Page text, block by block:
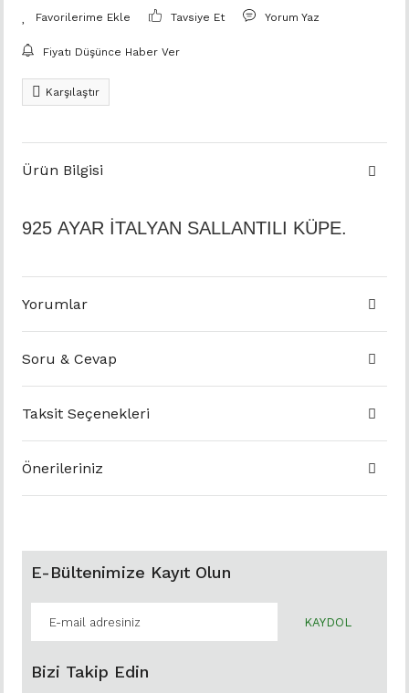
Tavsiye Et Yorum Yaz
Fiyatı Düşünce Haber Ver
Karşılaştır
Ürün Bilgisi
925 AYAR İTALYAN SALLANTILI KÜPE.
Yorumlar
Soru & Cevap
Taksit Seçenekleri
Önerileriniz
E-Bültenimize Kayıt Olun
KAYDOL
Bizi Takip Edin